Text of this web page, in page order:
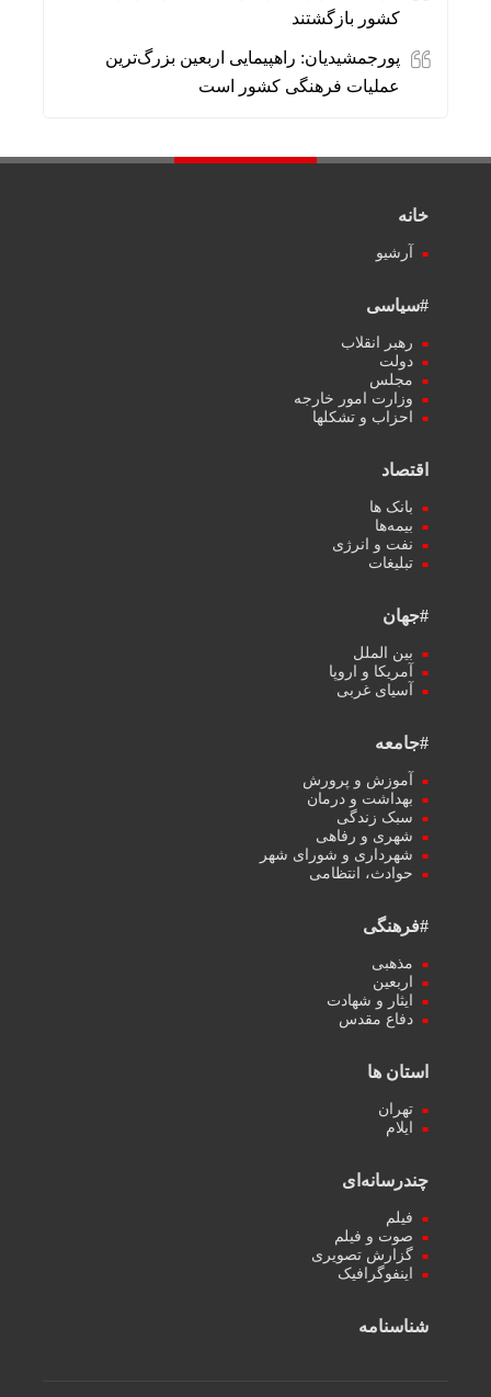
کشور بازگشتند
پورجمشیدیان: راهپیمایی اربعین بزرگ‌ترین
عملیات فرهنگی کشور است
خانه
آرشیو
#سیاسی
رهبر انقلاب
دولت
مجلس
وزارت امور خارجه
احزاب و تشکلها
اقتصاد
بانک ها
بیمه‌ها
نفت و انرژی
تبلیغات
#جهان
بین الملل
آمریکا و اروپا
آسیای غربی
#جامعه
آموزش و پرورش
بهداشت و درمان
سبک زندگی
شهری و رفاهی
شهرداری و شورای شهر
حوادث، انتظامی
#فرهنگی
مذهبی
اربعین
ایثار و شهادت
دفاع مقدس
استان ها
تهران
ایلام
چندرسانه‌ای
فیلم
صوت و فیلم
گزارش تصویری
اینفوگرافیک
شناسنامه